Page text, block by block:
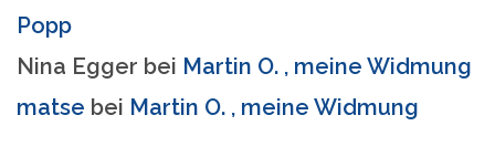
Popp
Nina Egger bei Martin O. , meine Widmung
matse bei Martin O. , meine Widmung